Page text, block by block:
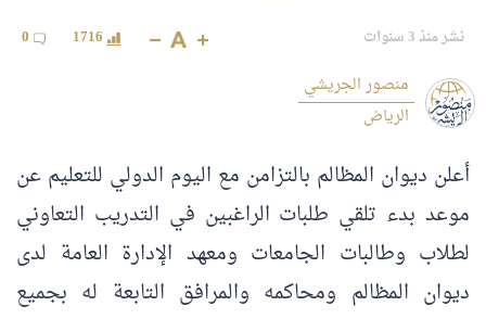
نشر منذ 3 سنوات 1716
0
منصور الجريشي
الرياض
أعلن ديوان المظالم بالتزامن مع اليوم الدولي للتعليم عن
موعد بدء تلقي طلبات الراغبين في التدريب التعاوني
لطلاب وطالبات الجامعات ومعهد الإدارة العامة لدى
ديوان المظالم ومحاكمه والمرافق التابعة له بجميع